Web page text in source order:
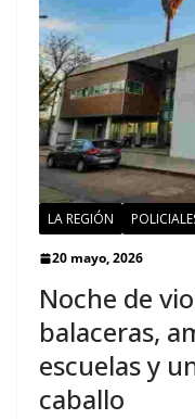
LA REGIÓN
20 mayo, 2026
Noche de
balaceras,
escuelas y
caballo